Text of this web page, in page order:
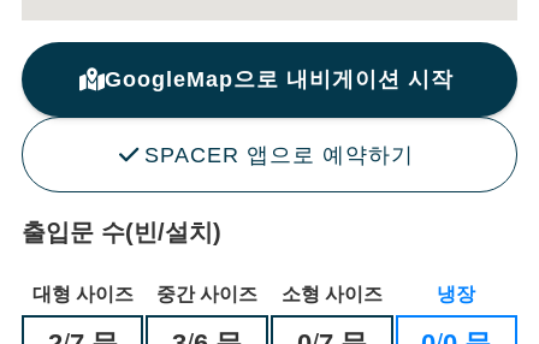
GoogleMap으로 내비게이션 시작
SPACER 앱으로 예약하기
출입문 수(빈/설치)
대형 사이즈 중간 사이즈 소형 사이즈 냉장